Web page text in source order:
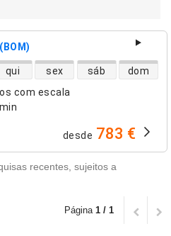
com escala
qui sex sáb dom
desde 783 €
recentes, sujeitos a
Página 1 / 1